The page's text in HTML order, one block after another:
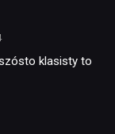
klasisty to